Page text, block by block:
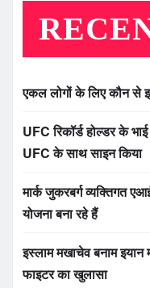
एकल लोगों के लिए कौन से
UFC रिकॉर्ड होल्डर के
UFC के साथ साइन किया
मार्क जुकरबर्ग व्यक्तिगत
योजना बना रहे हैं
इस्लाम मखाचेव बनाम
फाइटर का खुलासा